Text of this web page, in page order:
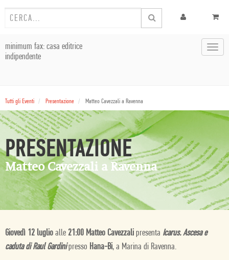
minimum fax: casa editrice
indipendente
Tutti gli Eventi Presentazione Matteo Cavezzali a Ravenna
PRESENTAZIONE
Matteo Cavezzali a Ravenna
Giovedì 12 luglio alle 21:00 Matteo Cavezzali presenta Icarus. Ascesa e
caduta di Raul Gardinipresso Hana-Bi, a Marina di Ravenna.